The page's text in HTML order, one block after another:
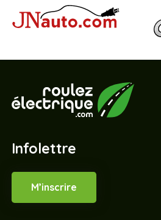
Infolettre
M’inscrire